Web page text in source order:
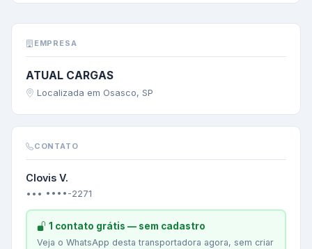
EMPRESA
ATUAL CARGAS
Localizada em Osasco, SP
CONTATO
Clovis V.
••• ••••-2271
1 contato grátis — sem cadastro
Veja o WhatsApp desta transportadora agora, sem criar